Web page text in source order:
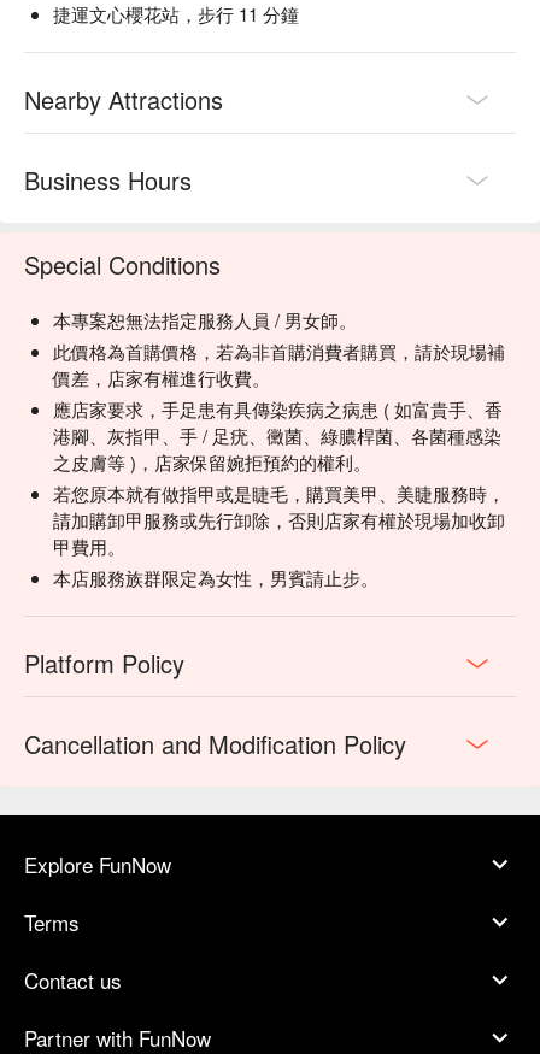
捷運文心櫻花站，步行 11 分鐘
Nearby Attractions
Business Hours
Special Conditions
本專案恕無法指定服務人員 / 男女師。
此價格為首購價格，若為非首購消費者購買，請於現場補
價差，店家有權進行收費。
應店家要求，手足患有具傳染疾病之病患 ( 如富貴手、香
港腳、灰指甲、手 / 足疣、黴菌、綠膿桿菌、各菌種感染
之皮膚等 )，店家保留婉拒預約的權利。
若您原本就有做指甲或是睫毛，購買美甲、美睫服務時，
請加購卸甲服務或先行卸除，否則店家有權於現場加收卸
甲費用。
本店服務族群限定為女性，男賓請止步。
Platform Policy
Cancellation and Modification Policy
Explore FunNow
Terms
Contact us
Partner with FunNow